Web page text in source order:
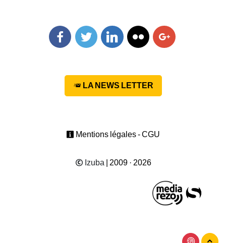
LA NEWS LETTER
Mentions légales - CGU
Izuba | 2009 · 2026